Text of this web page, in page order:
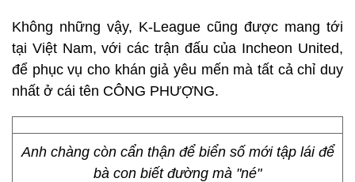
Không những vậy, K-League cũng được mang tới
tại Việt Nam, với các trận đấu của Incheon United,
để phục vụ cho khán giả yêu mến mà tất cả chỉ duy
nhất ở cái tên CÔNG PHƯỢNG.
Anh chàng còn cẩn thận để biển số mới tập lái để
bà con biết đường mà "né"